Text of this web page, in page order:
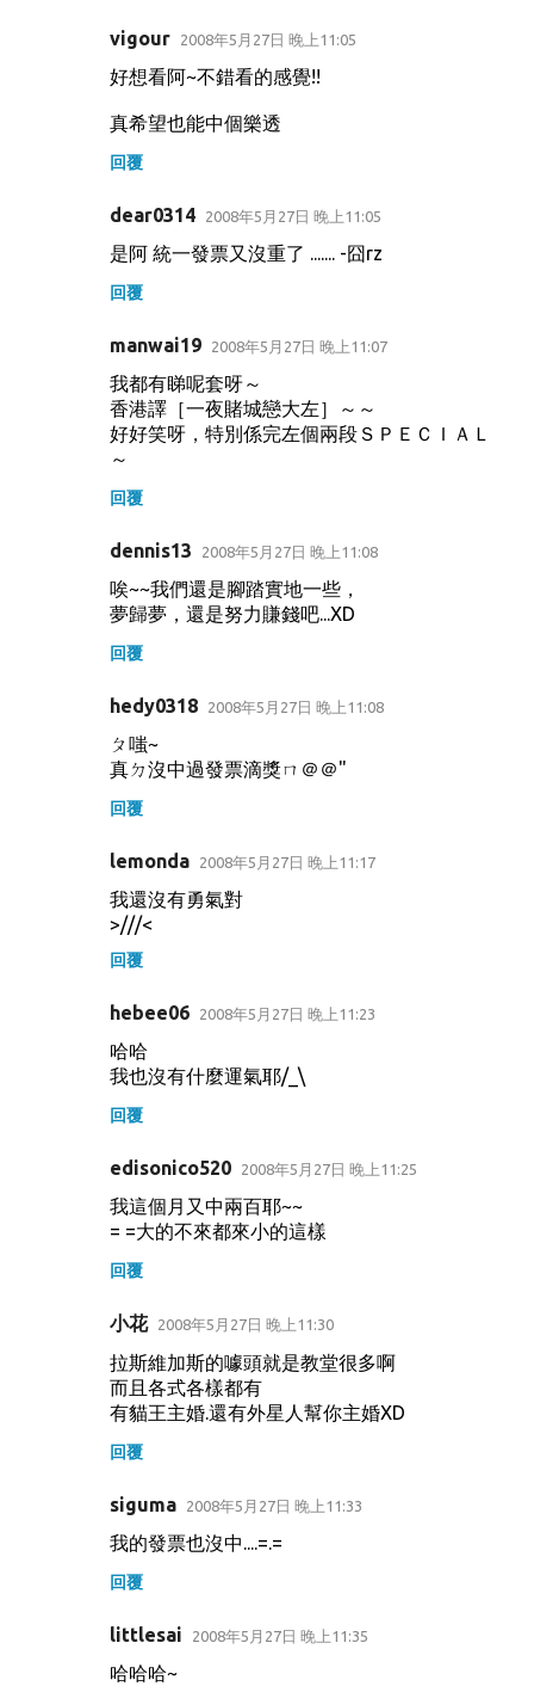
vigour 2008年5月27日 晚上11:05
好想看阿~不錯看的感覺!!
真希望也能中個樂透
回覆
dear0314 2008年5月27日 晚上11:05
是阿 統一發票又沒重了 ....... -囧rz
回覆
manwai19 2008年5月27日 晚上11:07
我都有睇呢套呀～
香港譯［一夜賭城戀大左］～～
好好笑呀，特別係完左個兩段ＳＰＥＣＩＡＬ
～
回覆
dennis13 2008年5月27日 晚上11:08
唉~~我們還是腳踏實地一些，
夢歸夢，還是努力賺錢吧...XD
回覆
hedy0318 2008年5月27日 晚上11:08
ㄆ嗤~
真ㄉ沒中過發票滴獎ㄇ＠＠"
回覆
lemonda 2008年5月27日 晚上11:17
我還沒有勇氣對
>///<
回覆
hebee06 2008年5月27日 晚上11:23
哈哈
我也沒有什麼運氣耶/_\
回覆
edisonico520 2008年5月27日 晚上11:25
我這個月又中兩百耶~~
= =大的不來都來小的這樣
回覆
小花 2008年5月27日 晚上11:30
拉斯維加斯的噱頭就是教堂很多啊
而且各式各樣都有
有貓王主婚.還有外星人幫你主婚XD
回覆
siguma 2008年5月27日 晚上11:33
我的發票也沒中....=.=
回覆
littlesai 2008年5月27日 晚上11:35
哈哈哈~